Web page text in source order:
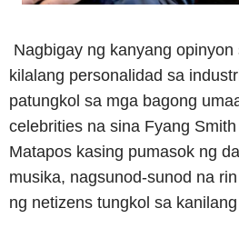
Nagbigay ng kanyang
kilalang personalidad sa
patungkol sa mga bagong
celebrities na sina Fyang
Matapos kasing pumasok ng
musika, nagsunod-sunod na
ng netizens tungkol sa